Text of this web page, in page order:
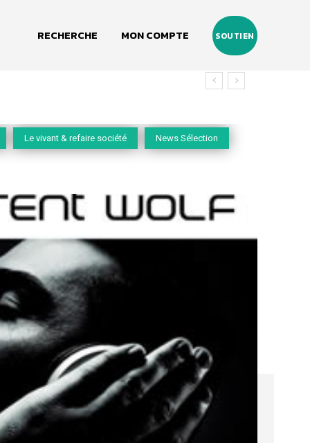
RECHERCHE MON COMPTE SOUTIEN
Le vivant & refaire société News Sélection